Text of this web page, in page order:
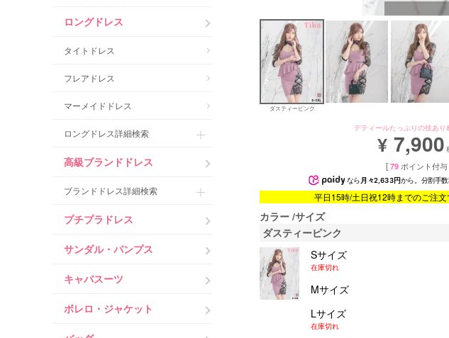
ロングドレス
タイトドレス
フレアドレス
マーメイドドレス
ロングドレス詳細検索
高級ブランドドレス
ブランドドレス詳細検索
プチプラドレス
サンダル・パンプス
キャバスーツ
ボレロ・ジャケット
ダスティーピンク
デティールたっぷりの技あり
¥ 7,900
[79 ポイント付
なら 月々2,633円から。分割手
平日15時/土日祝12時までのご注文
カラー サイズ
ダスティーピンク
Sサイズ
在庫切れ
Mサイズ
Lサイズ
在庫切れ